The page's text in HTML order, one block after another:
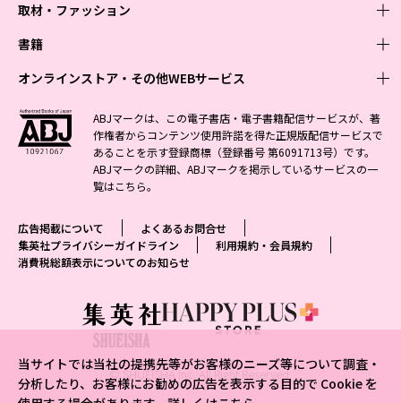
当サイトでは当社の提携先等がお客様のニーズ等について調査・
分析したり、お客様にお勧めの広告を表示する目的で Cookie を
少年マンガ
Vジャンプ
最強ジャンプ
少年ジャンプ+
ジャンプTOON
ジャンプルーキー！
S-MANGA
集英社コミック文庫
青年マンガ
ZEBRACK
S-MANGA
集英社ジャンプリミックス
週刊ヤングジャンプ
ヤングジャンプ定期購読デジタル
となりのヤングジャンプ
グランドジャンプ
ウルトラジャンプ
少女マンガ
ZEBRACK
S-MANGA
集英社コミック文庫
マーガレット
別冊マーガレット
リマコミ
マンガMeets
女性マンガ
ジャンプTOON
集英社コミック文庫
マンガMee公式サイト
リマコミ
office YOU
取材・ファッション
ファッション・美容
BAILA
MAQUIA
eclat
T JAPAN
MEN'S NON-NO
集英社オンライン
芸能・情報・スポーツ
週プレNEWS
週プレ グラジャパ!
書籍
文芸・文庫・総合
小説すばる
集英社 文芸ステーション
web 集英社文庫
アジア人物史
学芸・ノンフィクション・新書
1日5分で、明日は変わる よみタイ yomitai
集英社学芸部 - 学芸・ノンフィクション
集英社ビジネス書
集英社新書プラス - 知の水先案内人
kotoba
情報・知識＆オピニオン imidas
ライトノベル・ノベライズ
集英社オレンジ文庫
ダッシュエックス文庫公式サイト
集英社Webマガジン コバルト
集英社の児童図書 S-KIDS.LAND
オンラインストア・その他WEBサービス
オンラインストア
OTO
SHUEISHA MANGA-ART HERITAGE
ジャンプキャラクターズストア
HAPPY PLUS STORE
SHUEISHA VOX
LEEマルシェ
eclat premium
mirabella homme
その他WEBサービス
集英社アドナビ
ABJマークは、この電子書店・電子書籍配信サービスが、著
作権者からコンテンツ使用許諾を得た正規版配信サービスで
あることを示す登録商標（登録番号 第6091713号）です。
ABJマークの詳細、ABJマークを掲示しているサービスの一
覧はこちら。
広告掲載について
よくあるお問合せ
集英社プライバシーガイドライン
利用規約・会員規約
消費税総額表示についてのお知らせ
© SHUEISHA Inc. All Right Reserved.